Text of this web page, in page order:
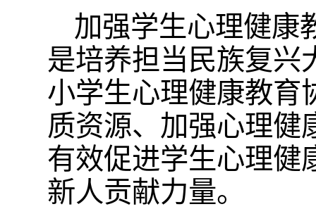
加强学生心理健康
是培养担当民族复兴
小学生心理健康教育
质资源、加强心理健
有效促进学生心理健
新人贡献力量。